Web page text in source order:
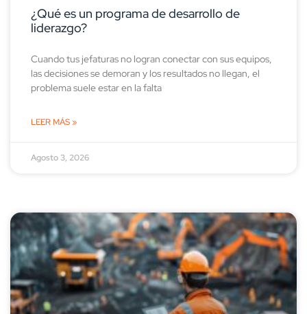
¿Qué es un programa de desarrollo de
liderazgo?
Cuando tus jefaturas no logran conectar con sus equipos,
las decisiones se demoran y los resultados no llegan, el
problema suele estar en la falta
LEER MÁS »
Agosto 3, 2026